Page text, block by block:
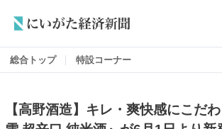
総合トップ 特設コーナー
【高野酒造】キレ・爽快感にこだ